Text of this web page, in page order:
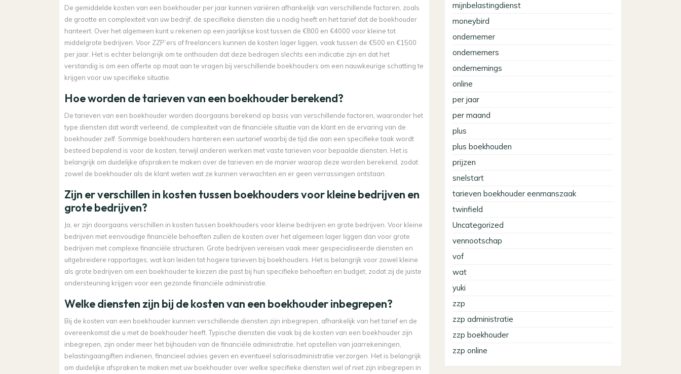
De gemiddelde kosten van een boekhouder per jaar kunnen variëren afhankelijk van verschillende factoren, zoals
de grootte en complexiteit van uw bedrijf, de specifieke diensten die u nodig heeft en het tarief dat de boekhouder
hanteert. Over het algemeen kunt u rekenen op een jaarlijkse kost tussen de €800 en €4000 voor kleine tot
middelgrote bedrijven. Voor ZZP’ers of freelancers kunnen de kosten lager liggen, vaak tussen de €500 en €1500
per jaar. Het is echter belangrijk om te onthouden dat deze bedragen slechts een indicatie zijn en dat het
verstandig is om een offerte op maat aan te vragen bij verschillende boekhouders om een nauwkeurige schatting te
krijgen voor uw specifieke situatie.
Hoe worden de tarieven van een boekhouder berekend?
De tarieven van een boekhouder worden doorgaans berekend op basis van verschillende factoren, waaronder het
type diensten dat wordt verleend, de complexiteit van de financiële situatie van de klant en de ervaring van de
boekhouder zelf. Sommige boekhouders hanteren een uurtarief waarbij de tijd die aan een specifieke taak wordt
besteed bepalend is voor de kosten, terwijl anderen werken met vaste tarieven voor bepaalde diensten. Het is
belangrijk om duidelijke afspraken te maken over de tarieven en de manier waarop deze worden berekend, zodat
zowel de boekhouder als de klant weten wat ze kunnen verwachten en er geen verrassingen ontstaan.
Zijn er verschillen in kosten tussen boekhouders voor kleine bedrijven en
grote bedrijven?
Ja, er zijn doorgaans verschillen in kosten tussen boekhouders voor kleine bedrijven en grote bedrijven. Voor kleine
bedrijven met eenvoudige financiële behoeften zullen de kosten over het algemeen lager liggen dan voor grote
bedrijven met complexe financiële structuren. Grote bedrijven vereisen vaak meer gespecialiseerde diensten en
uitgebreidere rapportages, wat kan leiden tot hogere tarieven bij boekhouders. Het is belangrijk voor zowel kleine
als grote bedrijven om een boekhouder te kiezen die past bij hun specifieke behoeften en budget, zodat zij de juiste
ondersteuning krijgen voor een gezonde financiële administratie.
Welke diensten zijn bij de kosten van een boekhouder inbegrepen?
Bij de kosten van een boekhouder kunnen verschillende diensten zijn inbegrepen, afhankelijk van het tarief en de
overeenkomst die u met de boekhouder heeft. Typische diensten die vaak bij de kosten van een boekhouder zijn
inbegrepen, zijn onder meer het bijhouden van de financiële administratie, het opstellen van jaarrekeningen,
belastingaangiften indienen, financieel advies geven en eventueel salarisadministratie verzorgen. Het is belangrijk
om duidelijke afspraken te maken met uw boekhouder over welke specifieke diensten wel of niet zijn inbegrepen in
mijnbelastingdienst
moneybird
ondernemer
ondernemers
ondernemings
online
per jaar
per maand
plus
plus boekhouden
prijzen
snelstart
tarieven boekhouder eenmanszaak
twinfield
Uncategorized
vennootschap
vof
wat
yuki
zzp
zzp administratie
zzp boekhouder
zzp online